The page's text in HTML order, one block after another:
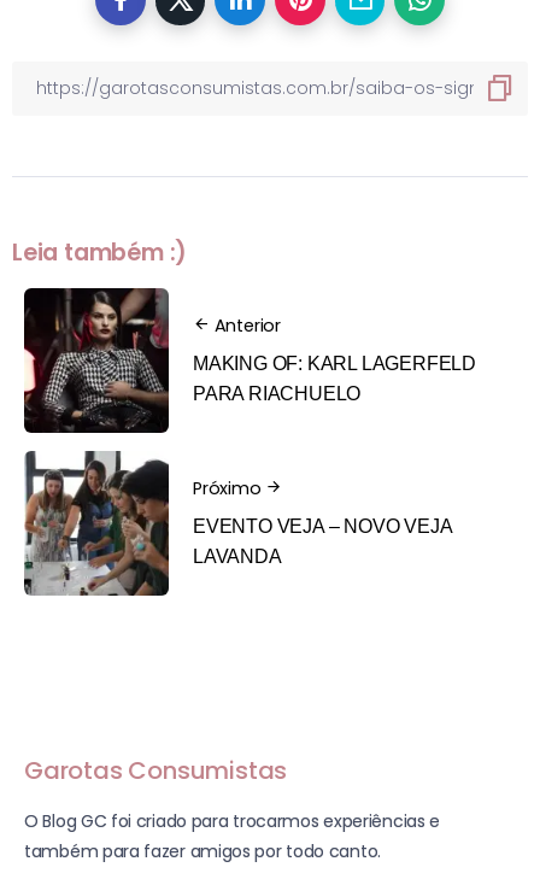
Leia também :)
Anterior
MAKING OF: KARL LAGERFELD
PARA RIACHUELO
Próximo
EVENTO VEJA – NOVO VEJA
LAVANDA
Garotas Consumistas
O Blog GC foi criado para trocarmos experiências e
também para fazer amigos por todo canto.